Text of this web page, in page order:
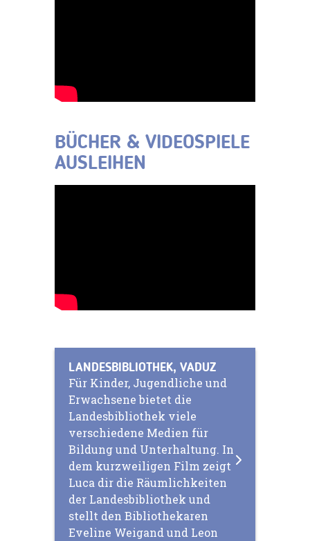
BÜCHER & VIDEOSPIELE
AUSLEIHEN
LANDESBIBLIOTHEK, VADUZ
Für Kinder, Jugendliche und
Erwachsene bietet die
Landesbibliothek viele
verschiedene Medien für
Bildung und Unterhaltung. In
dem kurzweiligen Film zeigt
Luca dir die Räumlichkeiten
der Landesbibliothek und
stellt den Bibliothekaren
Eveline Weigand und Leon